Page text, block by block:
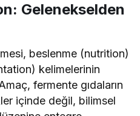
Gelenekselden
beslenme (nutrition)
kelimelerinin
fermente gıdaların
içinde değil, bilimsel